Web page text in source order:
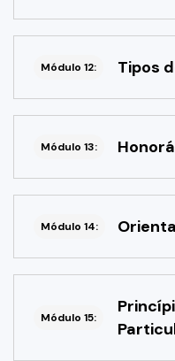
Módulo 12: Tipos
Módulo 13:
Módulo 14:
Módulo 15: